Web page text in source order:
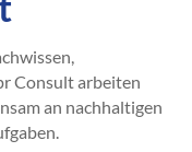
Consult arbeiten
an nachhaltigen